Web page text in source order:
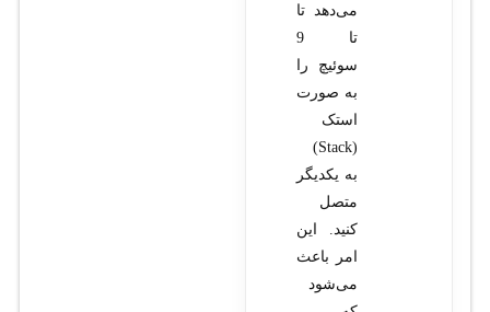
می‌دهد تا
تا 9
سوئیچ را
به صورت
استک
(Stack)
به یکدیگر
متصل
کنید. این
امر باعث
می‌شود